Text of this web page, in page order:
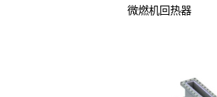
微燃机回热器